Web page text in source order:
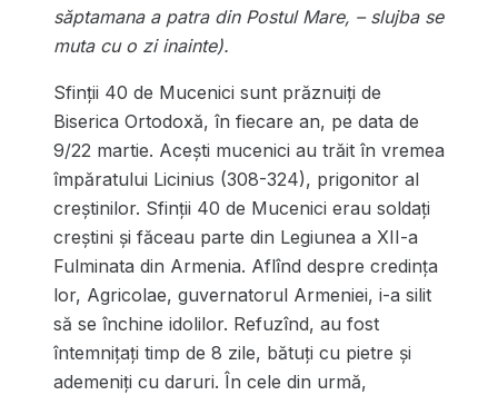
săptamana a patra din Postul Mare, – slujba se
muta cu o zi inainte).
Sfinții 40 de Mucenici sunt prăznuiți de
Biserica Ortodoxă, în fiecare an, pe data de
9/22 martie. Acești mucenici au trăit în vremea
împăratului Licinius (308-324), prigonitor al
creștinilor. Sfinții 40 de Mucenici erau soldați
creștini și făceau parte din Legiunea a XII-a
Fulminata din Armenia. Aflînd despre credința
lor, Agricolae, guvernatorul Armeniei, i-a silit
să se închine idolilor. Refuzînd, au fost
întemnițați timp de 8 zile, bătuți cu pietre și
ademeniți cu daruri. În cele din urmă,